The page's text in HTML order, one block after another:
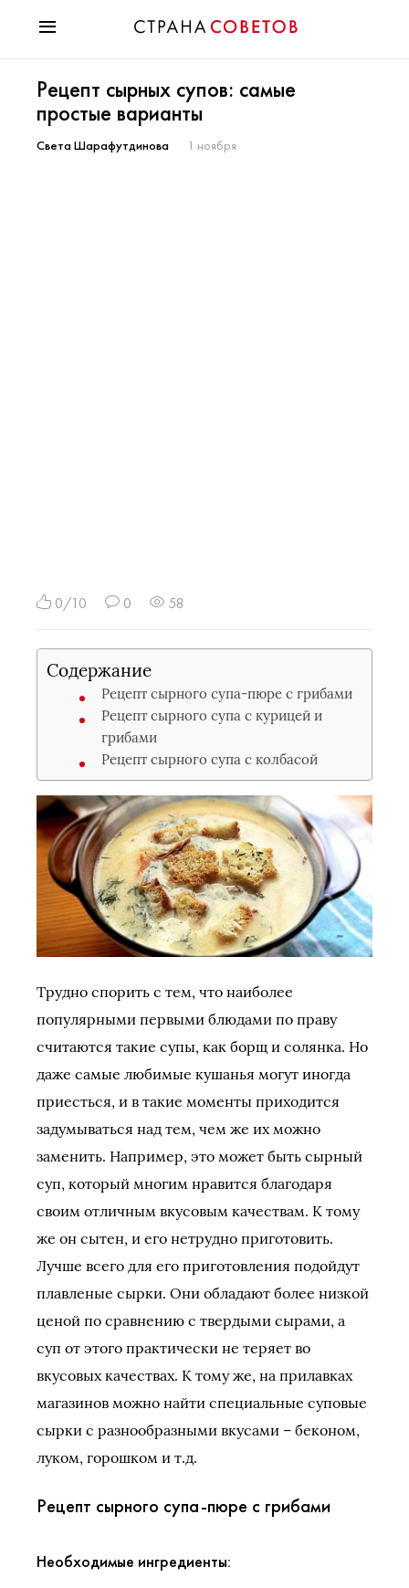
Мода
Звезды
Гороскопы
Рецепт сырных супов: самые
простые варианты
Света Шарафутдинова 1 ноября
0/10 0 58
Содержание
Рецепт сырного супа-пюре с грибами
Рецепт сырного супа с курицей и
грибами
Рецепт сырного супа с колбасой
Трудно спорить с тем, что наиболее
популярными первыми блюдами по праву
считаются такие супы, как борщ и солянка. Но
даже самые любимые кушанья могут иногда
приесться, и в такие моменты приходится
задумываться над тем, чем же их можно
заменить. Например, это может быть сырный
суп, который многим нравится благодаря
своим отличным вкусовым качествам. К тому
же он сытен, и его нетрудно приготовить.
Лучше всего для его приготовления подойдут
плавленые сырки. Они обладают более низкой
ценой по сравнению с твердыми сырами, а
суп от этого практически не теряет во
вкусовых качествах. К тому же, на прилавках
магазинов можно найти специальные суповые
сырки с разнообразными вкусами – беконом,
луком, горошком и т.д.
Рецепт сырного супа-пюре с грибами
Необходимые ингредиенты: